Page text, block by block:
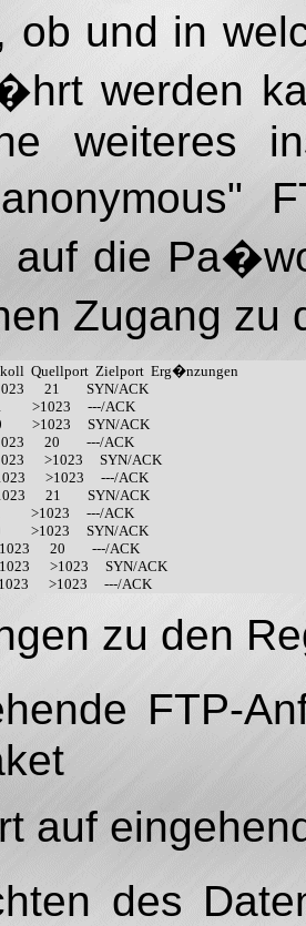
ob und in
werden
weiteres
auf die
Zugang zu
Quellport  Zielport  Erg�nzungen
21        SYN/ACK
>1023     ---/ACK
>1023     SYN/ACK
20        ---/ACK
>1023     SYN/ACK
>1023     ---/ACK
21        SYN/ACK
>1023     ---/ACK
>1023     SYN/ACK
20        ---/ACK
>1023     SYN/ACK
zu den
FTP-
auf
des